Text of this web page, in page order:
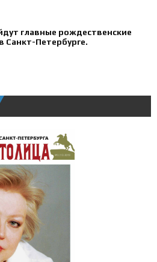
главные рождественские
Санкт-Петербурге.